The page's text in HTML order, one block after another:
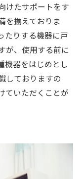
けたサポートをす
を揃えておりま
たりする機器に戸
が、使用する前に
機器をはじめとし
しておりますの
ていただくことが